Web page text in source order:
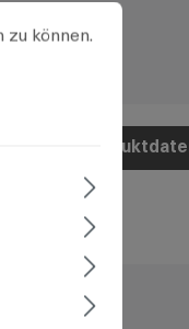
Mehr
zu können.